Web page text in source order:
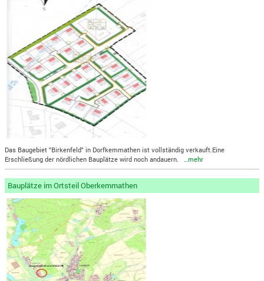
Das Baugebiet "Birkenfeld" in Dorfkemmathen ist vollständig verkauft.Eine
Erschließung der nördlichen Bauplätze wird noch andauern.
…mehr
Bauplätze im Ortsteil Oberkemmathen